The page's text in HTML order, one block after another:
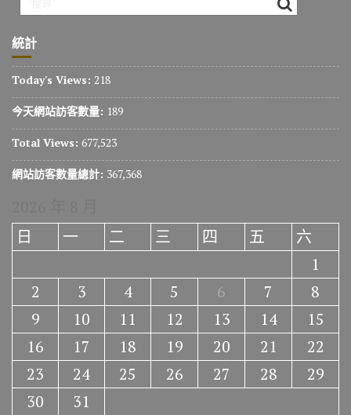
統計
Today's Views: 218
今天網站訪客數量: 189
Total Views: 677,523
網站訪客數量總計: 367,368
日
一 二 三 四 五
六
1
2
3 4 5 6 7
8
9
10 11 12 13 14
15
16
17 18 19 20 21
22
23
24 25 26 27 28
29
30
31